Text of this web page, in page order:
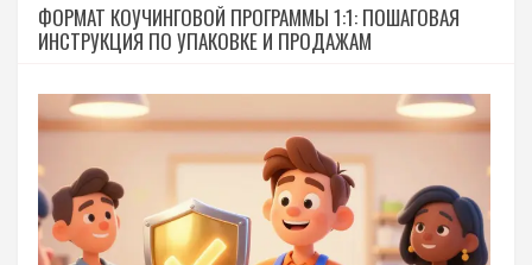
ФОРМАТ КОУЧИНГОВОЙ ПРОГРАММЫ 1:1: ПОШАГОВАЯ
ИНСТРУКЦИЯ ПО УПАКОВКЕ И ПРОДАЖАМ